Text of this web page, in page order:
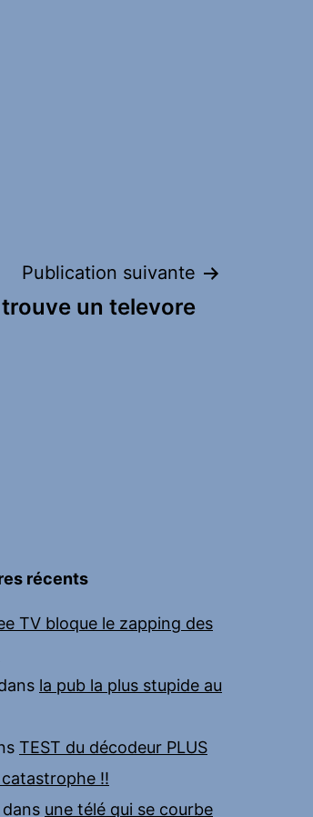
Publication suivante
un televore
récents
TV bloque le zapping des
la pub la plus stupide au
TEST du décodeur PLUS
catastrophe !!
dans une télé qui se courbe